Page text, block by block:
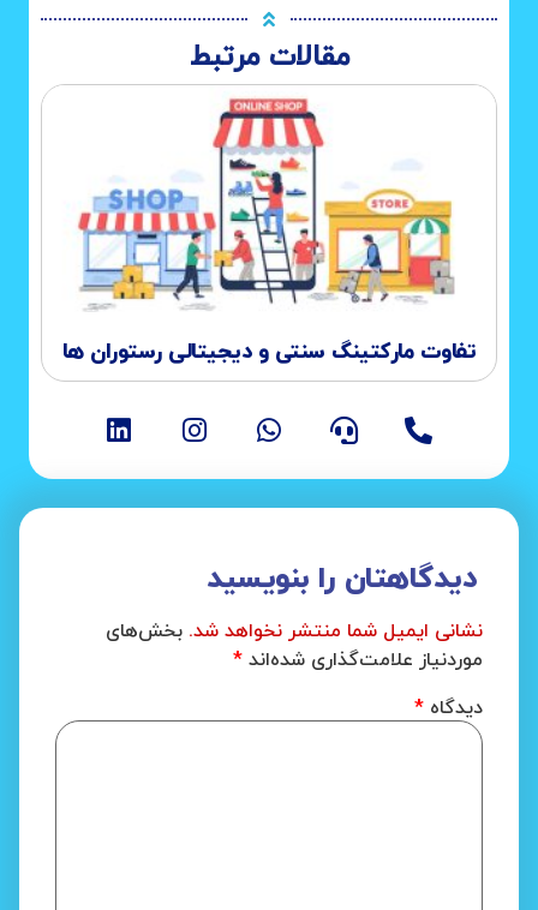
مقالات مرتبط
تفاوت مارکتینگ سنتی و دیجیتالی رستوران ها
دیدگاهتان را بنویسید
نشانی ایمیل شما منتشر نخواهد شد. بخش‌های
موردنیاز علامت‌گذاری شده‌اند *
دیدگاه *